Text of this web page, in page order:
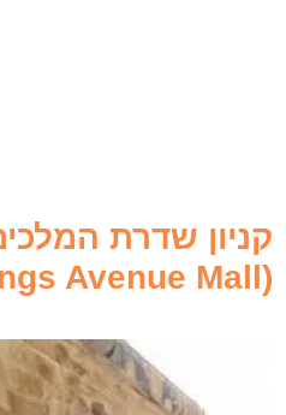
קניון שדרת
(Kings Avenue Mall)